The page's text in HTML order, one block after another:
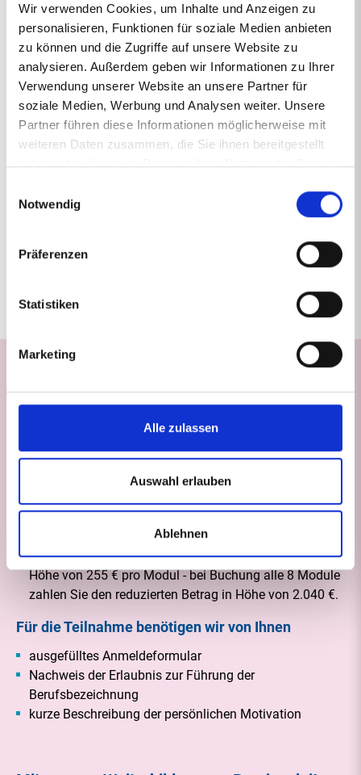
Wir verwenden Cookies, um Inhalte und Anzeigen zu
personalisieren, Funktionen für soziale Medien anbieten
zu können und die Zugriffe auf unsere Website zu
analysieren. Außerdem geben wir Informationen zu Ihrer
Verwendung unserer Website an unsere Partner für
soziale Medien, Werbung und Analysen weiter. Unsere
Partner führen diese Informationen möglicherweise mit
weiteren Daten zusammen, die Sie ihnen bereitgestellt
haben oder die sie im Rahmen Ihrer Nutzung der Dienste
Notwendig
Präferenzen
Statistiken
Marketing
Alle zulassen
Auswahl erlauben
Ablehnen
Modul 3 21.06. - 25.06.2027
Modul 4 23.08. - 27.08.2027
Modul 5 - Teil A 15.11. - 19.11.2027
Modul 6 - Praxiswoche 10.01. - 14.01.2028
Modul 7 07.02. - 11.02.2028
Zielgruppe/Voraussetzungen
Pflegeausbildung sowie einjähriger Berufserfahrung
Modul - bei Buchung alle 8 Module zahlen Sie den
reduzierten Betrag in Höhe von 2.440 €.
Kooperationspartner zahlen einen reduzierten Beitrag in
Höhe von 255 € pro Modul - bei Buchung alle 8 Module
zahlen Sie den reduzierten Betrag in Höhe von 2.040 €.
Für die Teilnahme benötigen wir von Ihnen
ausgefülltes Anmeldeformular
Nachweis der Erlaubnis zur Führung der
Berufsbezeichnung
kurze Beschreibung der persönlichen Motivation